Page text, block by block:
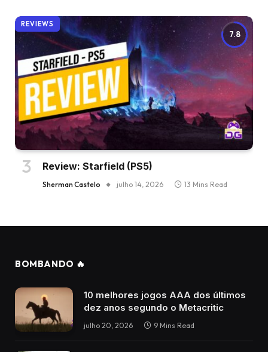
7.8
REVIEWS
Review: Starfield (PS5)
Sherman Castelo julho 14, 2026 13 Mins Read
BOMBANDO 🔥
10 melhores jogos AAA dos últimos
dez anos segundo o Metacritic
julho 20, 2026 9 Mins Read